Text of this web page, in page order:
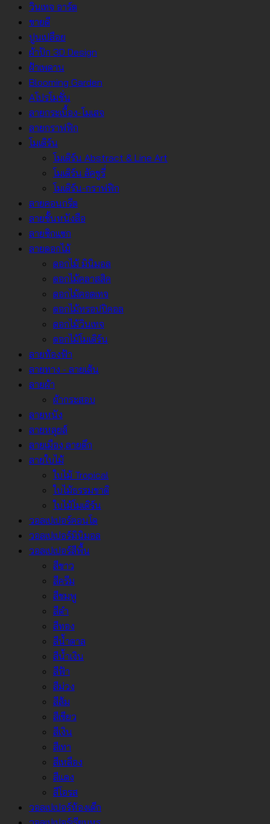
วินเทจ อาร์ต
ขายดี
ปูนเปลือย
ผ้าปัก 3D Design
ฝ้าเพดาน
Blooming Garden
Aโปรโมชั่น
ลายกระเบื้อง-โมเสจ
ลายกราฟฟิก
โมเดิร์น
โมเดิร์น Abstract & Line Art
โมเดิร์น ลัคชูรี่
โมเดิร์น-กราฟฟิก
ลายคอนกรีต
ลายชั้นหนังสือ
ลายซิกแซก
ลายดอกไม้
ดอกไม้ มินิมอล
ดอกไม้คลาสสิค
ดอกไม้คอตเทจ
ดอกไม้ทรอปปิคอล
ดอกไม้วินเทจ
ดอกไม้โมเดิร์น
ลายท้องฟ้า
ลายทาง - ลายเส้น
ลายผ้า
ผ้ากระสอบ
ลายหนัง
ลายหลุยส์
ลายเมือง,ลายตึก
ลายใบไม้
ใบไม้ Tropical
ใบไม้ธรรมชาติ
ใบไม้โมเดิร์น
วอลเปเปอร์คอนโด
วอลเปเปอร์มินิมอล
วอลเปเปอร์สีพื้น
สีขาว
สีครีม
สีชมพู
สีดำ
สีทอง
สีน้ำตาล
สีน้ำเงิน
สีฟ้า
สีม่วง
สีส้ม
สีเขียว
สีเงิน
สีเทา
สีเหลือง
สีแดง
สีโอรส
วอลเปเปอร์ห้องเด็ก